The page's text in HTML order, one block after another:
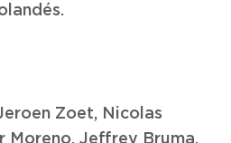
Zoet, Nicolas
Moreno, Jeffrey Bruma,